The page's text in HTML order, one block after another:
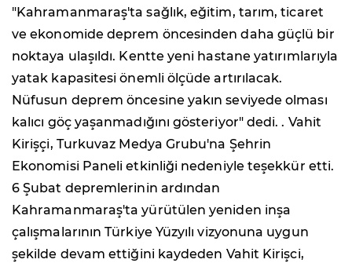
"Kahramanmaraş'ta sağlık, eğitim, tarım, ticaret
ve ekonomide deprem öncesinden daha güçlü bir
noktaya ulaşıldı. Kentte yeni hastane yatırımlarıyla
yatak kapasitesi önemli ölçüde artırılacak.
Nüfusun deprem öncesine yakın seviyede olması
kalıcı göç yaşanmadığını gösteriyor" dedi. . Vahit
Kirişçi, Turkuvaz Medya Grubu'na Şehrin
Ekonomisi Paneli etkinliği nedeniyle teşekkür etti.
6 Şubat depremlerinin ardından
Kahramanmaraş'ta yürütülen yeniden inşa
çalışmalarının Türkiye Yüzyılı vizyonuna uygun
şekilde devam ettiğini kaydeden Vahit Kirişci,